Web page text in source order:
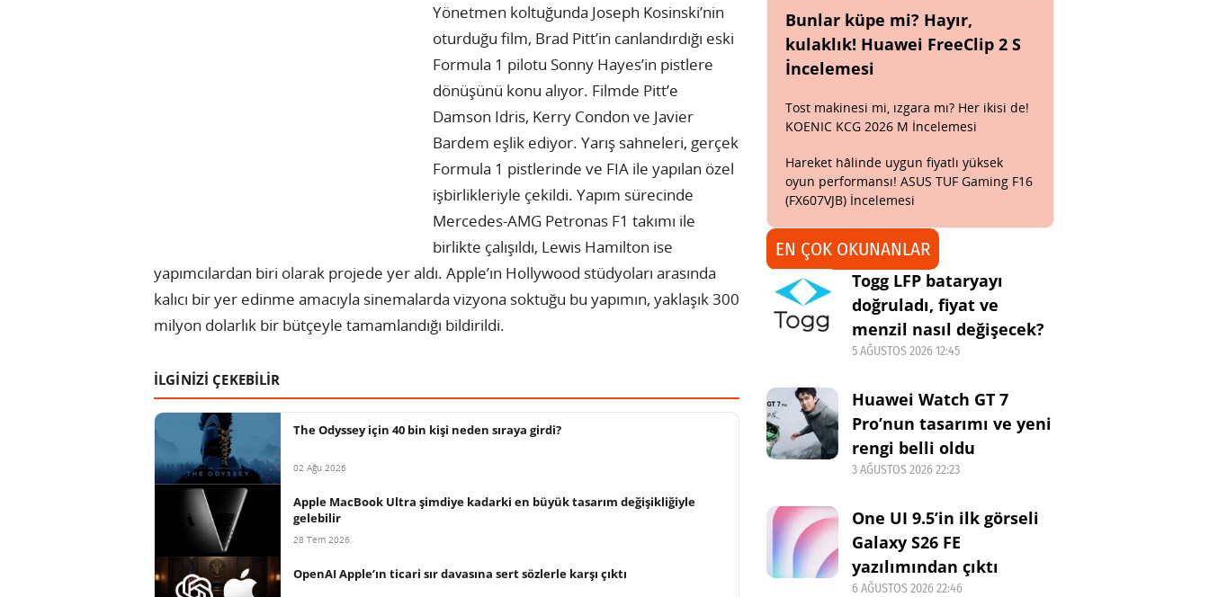
Yönetmen koltuğunda Joseph Kosinski’nin
oturduğu film, Brad Pitt’in canlandırdığı eski
Formula 1 pilotu Sonny Hayes’in pistlere
dönüşünü konu alıyor. Filmde Pitt’e
Damson Idris, Kerry Condon ve Javier
Bardem eşlik ediyor. Yarış sahneleri, gerçek
Formula 1 pistlerinde ve FIA ile yapılan özel
işbirlikleriyle çekildi. Yapım sürecinde
Mercedes-AMG Petronas F1 takımı ile
birlikte çalışıldı, Lewis Hamilton ise
yapımcılardan biri olarak projede yer aldı. Apple’ın Hollywood stüdyoları arasında
kalıcı bir yer edinme amacıyla sinemalarda vizyona soktuğu bu yapımın, yaklaşık 300
milyon dolarlık bir bütçeyle tamamlandığı bildirildi.
İLGİNİZİ ÇEKEBİLİR
The Odyssey için 40 bin kişi neden sıraya girdi?
02 Ağu 2026
Apple MacBook Ultra şimdiye kadarki en büyük tasarım değişikliğiyle
gelebilir
28 Tem 2026
OpenAI Apple’ın ticari sır davasına sert sözlerle karşı çıktı
Bunlar küpe mi? Hayır,
kulaklık! Huawei FreeClip 2 S
İncelemesi
Tost makinesi mi, ızgara mı? Her ikisi de!
KOENIC KCG 2026 M İncelemesi
Hareket hâlinde uygun fiyatlı yüksek
oyun performansı! ASUS TUF Gaming F16
(FX607VJB) İncelemesi
EN ÇOK OKUNANLAR
Togg LFP bataryayı
doğruladı, fiyat ve
menzil nasıl değişecek?
5 AĞUSTOS 2026 12:45
Huawei Watch GT 7
Pro’nun tasarımı ve yeni
rengi belli oldu
3 AĞUSTOS 2026 22:23
One UI 9.5’in ilk görseli
Galaxy S26 FE
yazılımından çıktı
6 AĞUSTOS 2026 22:46